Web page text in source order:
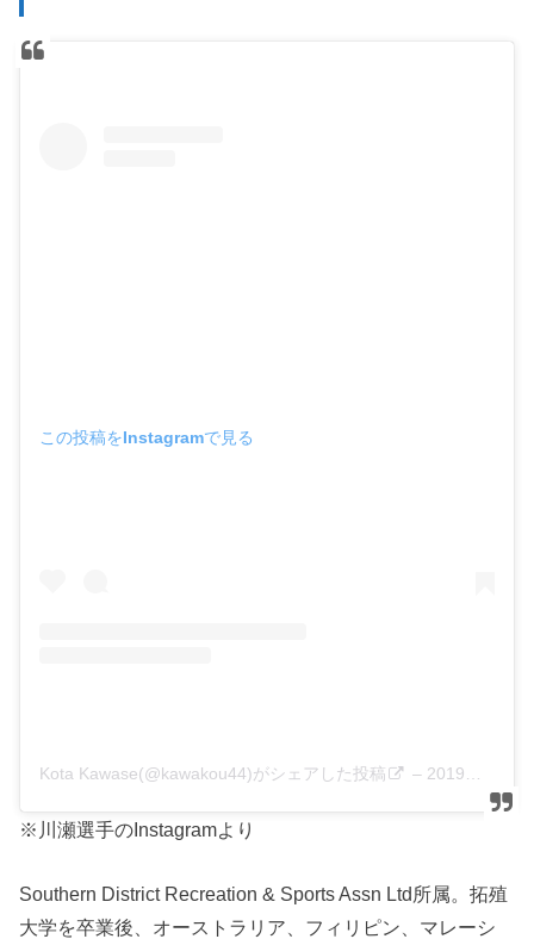
この投稿をInstagramで見る
Kota Kawase(@kawakou44)がシェアした投稿 – 2019年 8月月2日午後7時42分PDT
※川瀬選手のInstagramより
Southern District Recreation & Sports Assn Ltd所属。拓殖
大学を卒業後、オーストラリア、フィリピン、マレーシ